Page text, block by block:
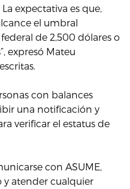
expectativa es que,
el umbral
de 2,500 dólares o
expresó Mateu
con balances
una notificación y
verificar el estatus de
con ASUME,
y atender cualquier